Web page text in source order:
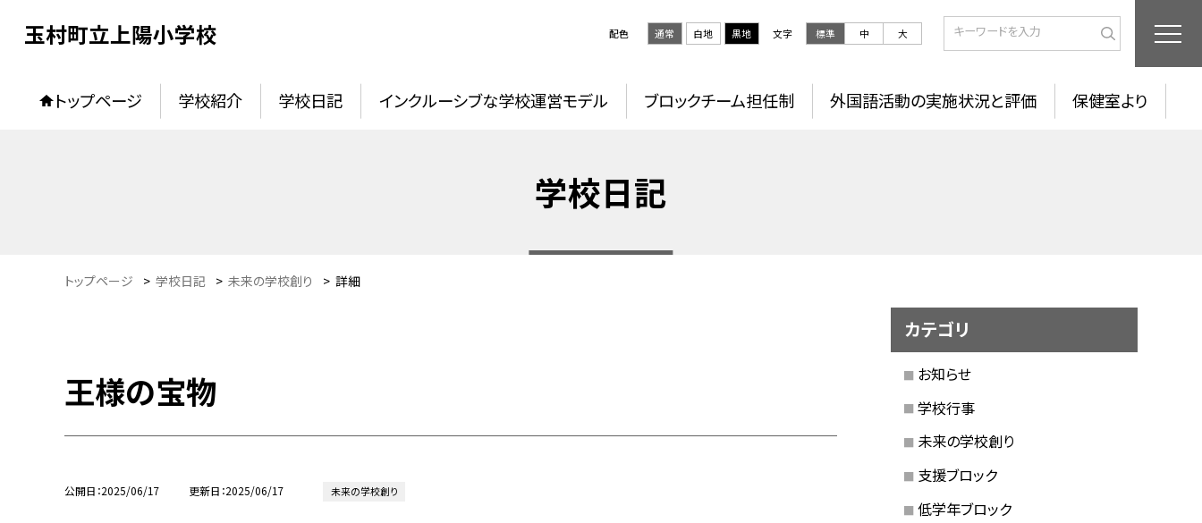
玉村町立上陽小学校 配色 通常 白地 黒地 文字 標準 中 大
トップページ 学校紹介 学校日記 インクルーシブな学校運営モデル ブロックチーム担任制 外国語活動の実施状況と評価 保健室より
学校日記
トップページ > 学校日記 > 未来の学校創り > 詳細
王様の宝物
公開日 2025/06/17 更新日 2025/06/17 未来の学校創り
カテゴリ
お知らせ
学校行事
未来の学校創り
支援ブロック
低学年ブロック